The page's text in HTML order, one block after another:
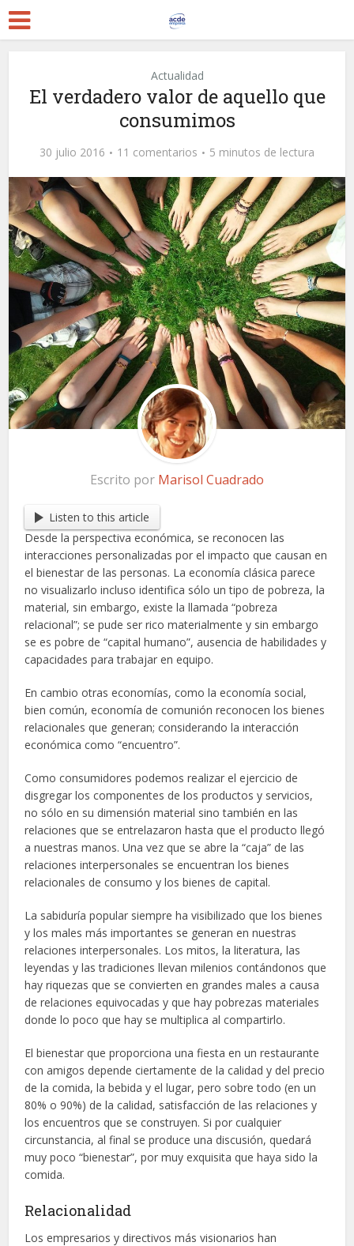
Actualidad
El verdadero valor de aquello que
consumimos
30 julio 2016 11 comentarios 5 minutos de lectura
Escrito por Marisol Cuadrado
Listen to this article
Desde la perspectiva económica, se reconocen las
interacciones personalizadas por el impacto que causan en
el bienestar de las personas. La economía clásica parece
no visualizarlo incluso identifica sólo un tipo de pobreza, la
material, sin embargo, existe la llamada “pobreza
relacional”; se pude ser rico materialmente y sin embargo
se es pobre de “capital humano”, ausencia de habilidades y
capacidades para trabajar en equipo.
En cambio otras economías, como la economía social,
bien común, economía de comunión reconocen los bienes
relacionales que generan; considerando la interacción
económica como “encuentro”.
Como consumidores podemos realizar el ejercicio de
disgregar los componentes de los productos y servicios,
no sólo en su dimensión material sino también en las
relaciones que se entrelazaron hasta que el producto llegó
a nuestras manos. Una vez que se abre la “caja” de las
relaciones interpersonales se encuentran los bienes
relacionales de consumo y los bienes de capital.
La sabiduría popular siempre ha visibilizado que los bienes
y los males más importantes se generan en nuestras
relaciones interpersonales. Los mitos, la literatura, las
leyendas y las tradiciones llevan milenios contándonos que
hay riquezas que se convierten en grandes males a causa
de relaciones equivocadas y que hay pobrezas materiales
donde lo poco que hay se multiplica al compartirlo.
El bienestar que proporciona una fiesta en un restaurante
con amigos depende ciertamente de la calidad y del precio
de la comida, la bebida y el lugar, pero sobre todo (en un
80% o 90%) de la calidad, satisfacción de las relaciones y
los encuentros que se construyen. Si por cualquier
circunstancia, al final se produce una discusión, quedará
muy poco “bienestar”, por muy exquisita que haya sido la
comida.
Relacionalidad
Los empresarios y directivos más visionarios han